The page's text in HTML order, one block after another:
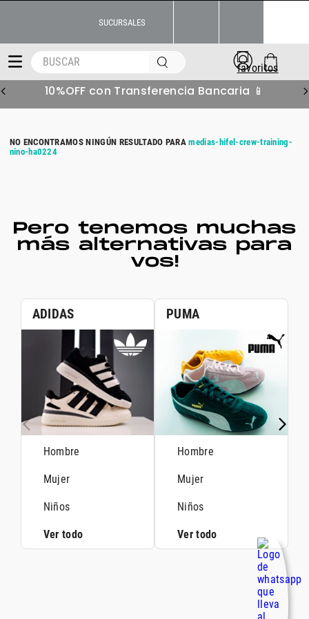
SUCURSALES
BUSCAR
10%OFF con Transferencia Bancaria 📱
medias-hifel-crew-training-
nino-ha0224
Pero tenemos muchas
más alternativas para
vos!
ADIDAS
Hombre
Mujer
Niños
Ver todo
PUMA
Hombre
Mujer
Niños
Ver todo